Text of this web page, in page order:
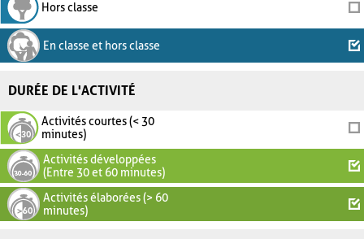
Hors classe
En classe et hors classe
DURÉE DE L'ACTIVITÉ
Activités courtes (< 30
minutes)
Activités développées
(Entre 30 et 60 minutes)
Activités élaborées (> 60
minutes)